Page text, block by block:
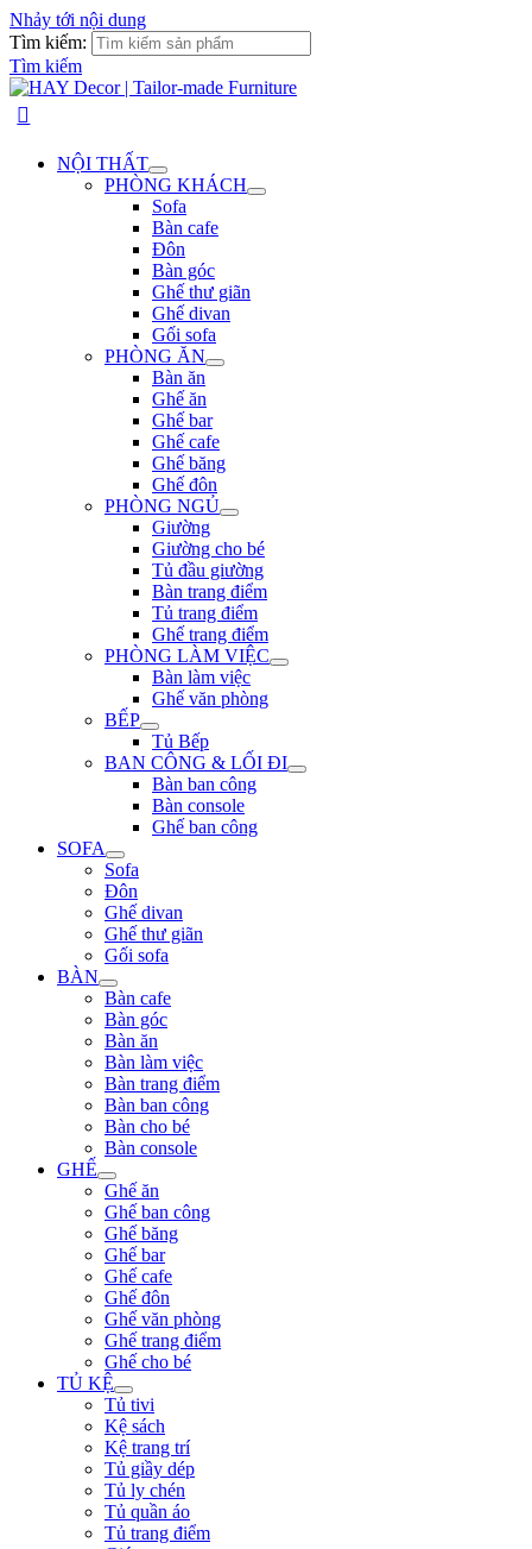
Nhảy tới nội dung
Tìm kiếm:
Tìm kiếm
NỘI THẤT
PHÒNG KHÁCH
Sofa
Bàn cafe
Đôn
Bàn góc
Ghế thư giãn
Ghế divan
Gối sofa
PHÒNG ĂN
Bàn ăn
Ghế ăn
Ghế bar
Ghế cafe
Ghế băng
Ghế đôn
PHÒNG NGỦ
Giường
Giường cho bé
Tủ đầu giường
Bàn trang điểm
Tủ trang điểm
Ghế trang điểm
PHÒNG LÀM VIỆC
Bàn làm việc
Ghế văn phòng
BẾP
Tủ Bếp
BAN CÔNG & LỐI ĐI
Bàn ban công
Bàn console
Ghế ban công
SOFA
Sofa
Đôn
Ghế divan
Ghế thư giãn
Gối sofa
BÀN
Bàn cafe
Bàn góc
Bàn ăn
Bàn làm việc
Bàn trang điểm
Bàn ban công
Bàn cho bé
Bàn console
GHẾ
Ghế ăn
Ghế ban công
Ghế băng
Ghế bar
Ghế cafe
Ghế đôn
Ghế văn phòng
Ghế trang điểm
Ghế cho bé
TỦ KỆ
Tủ tivi
Kệ sách
Kệ trang trí
Tủ giầy dép
Tủ ly chén
Tủ quần áo
Tủ trang điểm